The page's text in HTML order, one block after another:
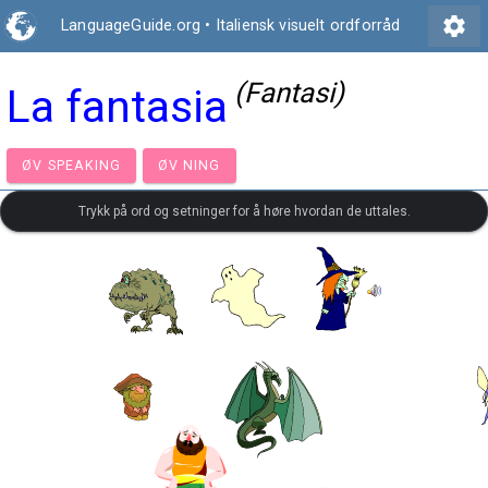
LanguageGuide.org • Italiensk visuelt ordforråd settings
La fantasia (Fantasi)
ØV SPEAKING ØV NING
Trykk på ord og setninger for å høre hvordan de uttales.